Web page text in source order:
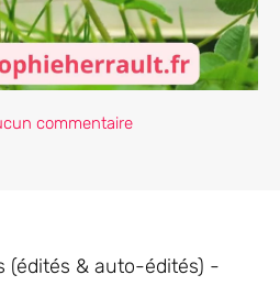
commentaire
(édités & auto-édités) -